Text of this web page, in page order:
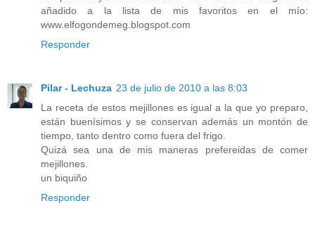
añadido a la lista de mis favoritos en el mío:
www.elfogondemeg.blogspot.com
Responder
Pilar - Lechuza 23 de julio de 2010 a las 8:03
La receta de estos mejillones es igual a la que yo preparo,
están buenísimos y se conservan además un montón de
tiempo, tanto dentro como fuera del frigo.
Quizá sea una de mis maneras prefereidas de comer
mejillones.
un biquiño
Responder